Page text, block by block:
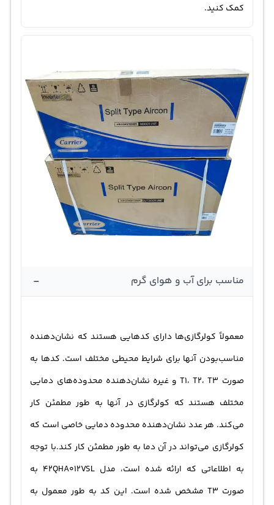
کمک کنید.
مناسب برای آب و هوای گرم -
معمولاً کولرگازی‌ها دارای کد‌هایی هستند که نشان‌دهنده
مناسب‌بودن آنها برای شرایط محیطی مختلف است. کد‌ها به
صورت T1، T2، T3 و غیره نشان‌دهنده محدوده‌های دمایی
مختلف هستند که کولرگازی در آنها به طور مطمئن کار
می‌کند. هر عدد نشان‌دهنده محدوده دمایی خاصی است که
کولرگازی می‌تواند در آن دما به طور مطمئن کار کند.با توجه
به اطلاعاتی که ارائه شده است، مدل 42QHA012VSL به
صورت T3 مشخص شده است. این کد به طور معمول به